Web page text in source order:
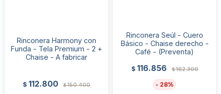
Rinconera Harmony con
Funda - Tela Premium - 2 +
Chaise - A fabricar
$ 112.800 $150.400
Rinconera Seúl - Cuero
Básico - Chaise derecho -
Café - (Preventa)
$ 116.856 $162.300
28